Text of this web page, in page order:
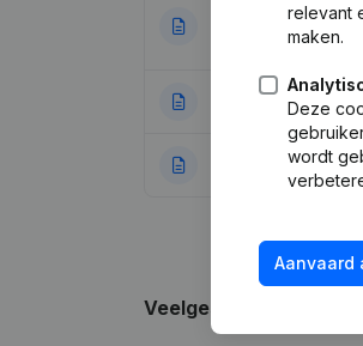
27-07-2009
01-08-2007
25-09-2001
Veelgestelde vragen
relevant
maken.
Deze
wordt
Aanvaard